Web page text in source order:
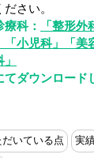
さい。
科：
「整形
小児科」「美
ダウンロード
いている点 実